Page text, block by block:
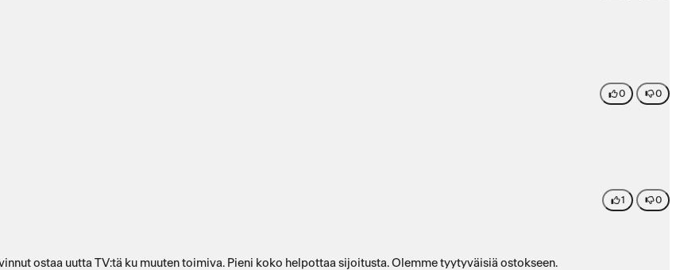
0 0
1 0
telkkarissa,kanavat näkyy ja ei sen takia tarvinnut ostaa uutta TV:tä ku muuten toimiva. Pieni koko helpottaa sijoitusta. Olemme tyytyväisiä ostokseen.